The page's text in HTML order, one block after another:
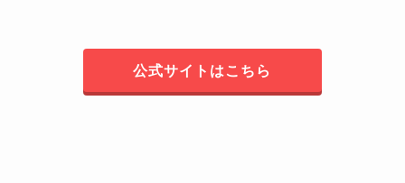
公式サイトはこちら